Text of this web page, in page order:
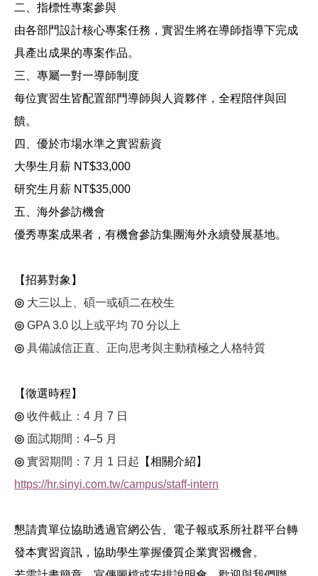
二、指標性專案參與
由各部門設計核心專案任務，實習生將在導師指導下完成
具產出成果的專案作品。
三、專屬一對一導師制度
每位實習生皆配置部門導師與人資夥伴，全程陪伴與回
饋。
四、優於市場水準之實習薪資
大學生月薪 NT$33,000
研究生月薪 NT$35,000
五、海外參訪機會
優秀專案成果者，有機會參訪集團海外永續發展基地。
【招募對象】
◎ 大三以上、碩一或碩二在校生
◎ GPA 3.0 以上或平均 70 分以上
◎ 具備誠信正直、正向思考與主動積極之人格特質
【徵選時程】
◎ 收件截止： 4 月 7 日
◎ 面試期間： 4–5 月
◎ 實習期間： 7 月 1 日起 【相關介紹】
https://hr.sinyi.com.tw/campus/staff-intern
懇請貴單位協助透過官網公告、電子報或系所社群平台轉
發本實習資訊，協助學生掌握優質企業實習機會。